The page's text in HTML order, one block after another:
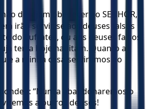
desejam obedecer ao SENHOR,
irão servir, se aos deuses falsos
do Eufrates, ou aos deuses falsos
terra hoje habitam. Quanto a
e a minha casa serviremos ao
“Nunca abandonaremos o
a outros deuses!